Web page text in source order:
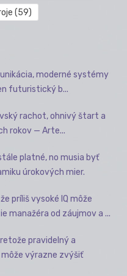
(59)
moderné systémy
futuristický b...
rachot, ohnivý štart a
rokov — Arte...
platné, no musia byť
úrokových mier.
príliš vysoké IQ môže
manažéra od záujmov a ...
pravidelný a
výrazne zvýšiť